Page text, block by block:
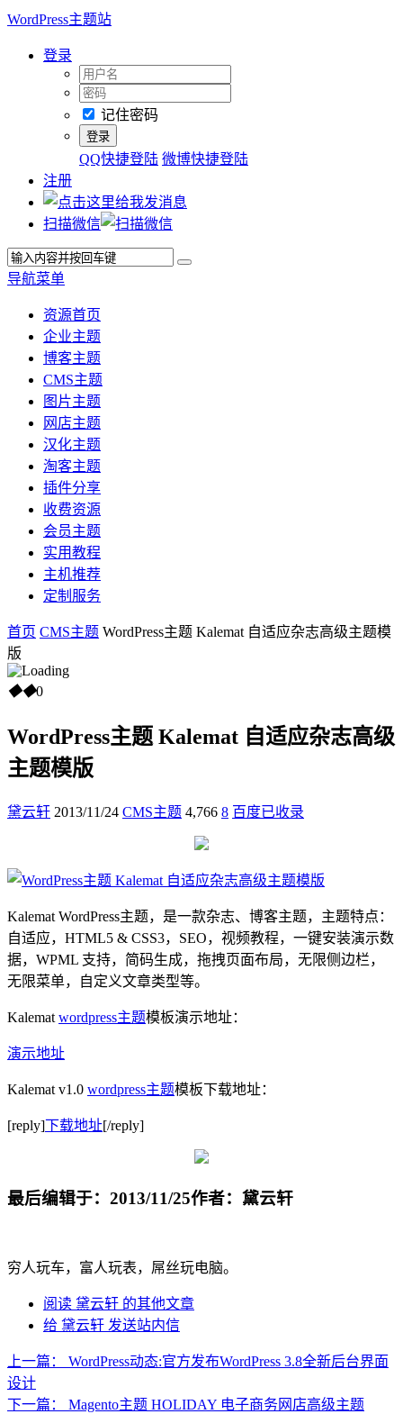
WordPress主题站
登录
记住密码
QQ快捷登陆 微博快捷登陆
注册
扫描微信
导航菜单
资源首页
企业主题
博客主题
CMS主题
图片主题
网店主题
汉化主题
淘客主题
插件分享
收费资源
会员主题
实用教程
主机推荐
定制服务
首页 CMS主题 WordPress主题 Kalemat 自适应杂志高级主题模
版
◆◆0
WordPress主题 Kalemat 自适应杂志高级
主题模版
黛云轩 2013/11/24 CMS主题 4,766 8 百度已收录
Kalemat WordPress主题，是一款杂志、博客主题，主题特点：
自适应，HTML5 & CSS3，SEO，视频教程，一键安装演示数
据，WPML 支持，简码生成，拖拽页面布局，无限侧边栏，
无限菜单，自定义文章类型等。
Kalemat wordpress主题模板演示地址：
演示地址
Kalemat v1.0 wordpress主题模板下载地址：
[reply]下载地址[/reply]
最后编辑于：2013/11/25作者：黛云轩
穷人玩车，富人玩表，屌丝玩电脑。
阅读 黛云轩 的其他文章
给 黛云轩 发送站内信
上一篇：
WordPress动态:官方发布WordPress 3.8全新后台界面
设计
下一篇：
Magento主题 HOLIDAY 电子商务网店高级主题